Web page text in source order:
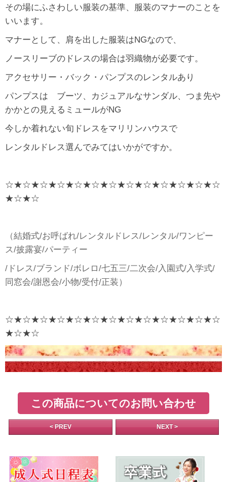
その場にふさわしい服装の基準、服装のマナーのことを
いいます。
マナーとして、肩を出した服装はNGなので、
ノースリーブのドレスの場合は羽織物が必要です。
アクセサリー・バック・パンプスのレンタルあり
パンプスは ブーツ、カジュアルなサンダル、つま先や
かかとの見えるミュールがNG
今しか着れない旬ドレスをマリリンハウスで
レンタルドレス選んでみてはいかがですか。
☆★☆★☆★☆★☆★☆★☆★☆★☆★☆★☆★☆★☆
★☆★☆
（結婚式/お呼ばれ/レンタルドレス/レンタル/ワンピー
ス/披露宴/パーティー
/ドレス/ブランド/ボレロ/七五三/二次会/入園式/入学式/
同窓会/謝恩会/小物/受付/正装）
☆★☆★☆★☆★☆★☆★☆★☆★☆★☆★☆★☆★☆
★☆★☆
この商品についてのお問い合わせ
< PREV NEXT >